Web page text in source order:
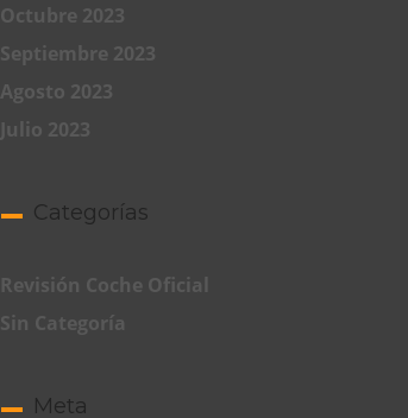
Octubre 2023
Septiembre 2023
Agosto 2023
Julio 2023
Categorías
Revisión Coche Oficial
Sin Categoría
Meta